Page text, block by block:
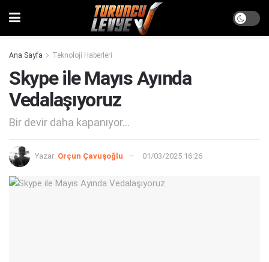
Ana Sayfa Teknoloji Haberleri
Skype ile Mayıs Ayında
Vedalaşıyoruz
Bir devir daha kapanıyor...
Yazar: Orçun Çavuşoğlu 01/03/2025 16:26